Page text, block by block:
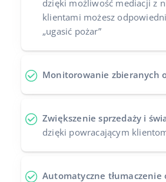
dzięki możliwość mediacji z
klientami możesz
„ugasić pożar”
Monitorowanie zbieranych
Zwiększenie sprzedaży i
dzięki powracającym
Automatyczne